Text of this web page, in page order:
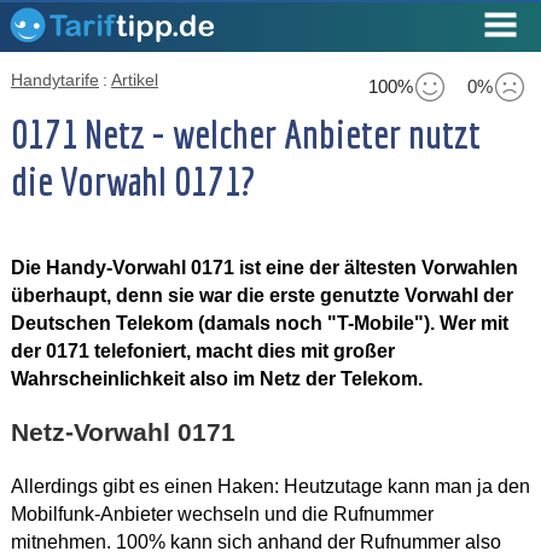
100% 0%
Handytarife : Artikel
0171 Netz - welcher Anbieter nutzt
die Vorwahl 0171?
Die Handy-Vorwahl 0171 ist eine der ältesten Vorwahlen
überhaupt, denn sie war die erste genutzte Vorwahl der
Deutschen Telekom (damals noch "T-Mobile"). Wer mit
der 0171 telefoniert, macht dies mit großer
Wahrscheinlichkeit also im Netz der Telekom.
Netz-Vorwahl 0171
Allerdings gibt es einen Haken: Heutzutage kann man ja den
Mobilfunk-Anbieter wechseln und die Rufnummer
mitnehmen. 100% kann sich anhand der Rufnummer also